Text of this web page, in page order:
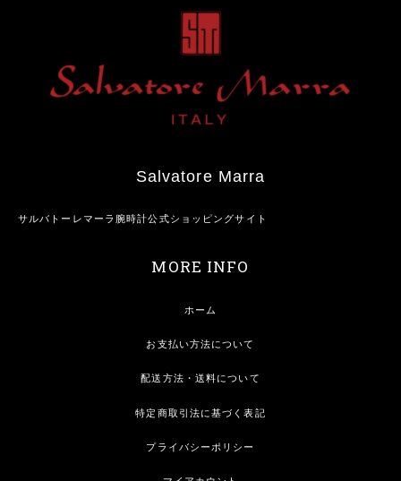
Salvatore Marra
サルバトーレマーラ腕時計公式ショッピングサイト
MORE INFO
ホーム
お支払い方法について
配送方法・送料について
特定商取引法に基づく表記
プライバシーポリシー